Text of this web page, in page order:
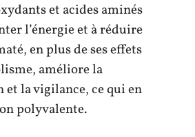
et acides aminés
l’énergie et à réduire
en plus de ses effets
améliore la
la vigilance, ce qui en
polyvalente.